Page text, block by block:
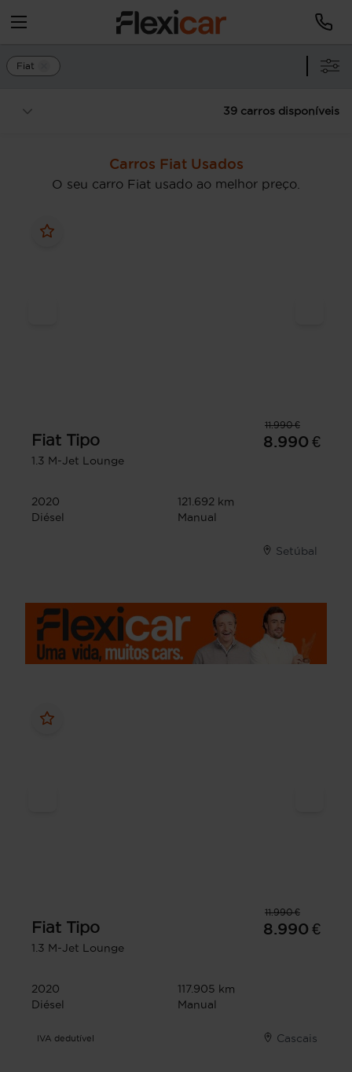
Fiat
39 carros disponíveis
Carros Fiat Usados
O seu carro Fiat usado ao melhor preço.
11.990 €
Fiat Tipo
1.3 M-Jet Lounge
8.990 €
2020
121.692 km
Diésel
Manual
Setúbal
11.990 €
Fiat Tipo
1.3 M-Jet Lounge
8.990 €
2020
117.905 km
Diésel
Manual
IVA dedutível Cascais